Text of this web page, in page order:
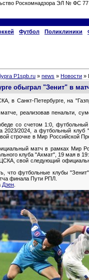
Роскомнадзора ЭЛ № ФС
Футбол Поликлиники
P1spb.ru » news » Новости »
обыграл "Зенит" в
в Санкт-Петербурге, на
реализовав пенальти,
со счетом 1:0,
2023/2024, а футбольный клуб
строчке в Мир Российской
матч в рамках Мир
клуба "Ахмат", 19 мая в
свой следующий
что футбольные клубы
финала Пути РПЛ.
Дзен